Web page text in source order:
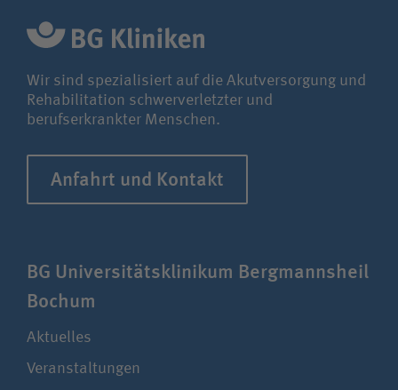
Zuweiserin/Zuweiser
Bewerberin/Bewerber
Wir sind spezialisiert auf die Akutversorgung und
Rehabilitation schwerverletzter und
berufserkrankter Menschen.
Anfahrt und Kontakt
BG Uni­ver­si­täts­klinikum Berg­manns­heil
Bochum
Aktuelles
Veranstaltungen